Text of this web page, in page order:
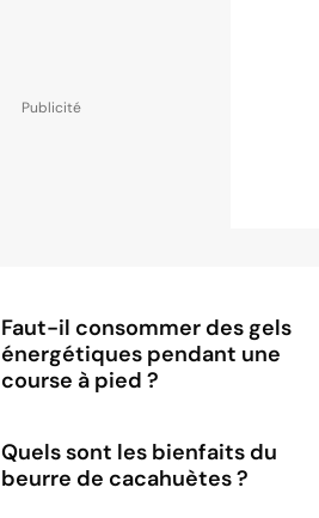
Faut-il consommer des gels
énergétiques pendant une
course à pied ?
Quels sont les bienfaits du
beurre de cacahuètes ?